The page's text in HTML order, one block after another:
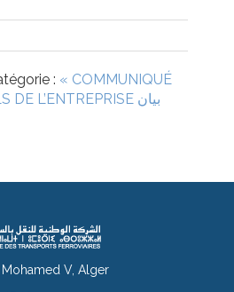
: « COMMUNIQUÉ
DE L’ENTREPRISE بيان
V, Alger